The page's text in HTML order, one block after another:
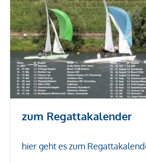
zum Regattakalender
hier geht es zum